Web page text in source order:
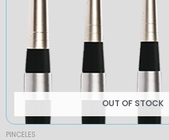
OUT OF STOCK
PINCELES